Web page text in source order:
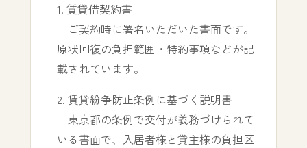
1. 賃貸借契約書
ご契約時に署名いただいた書面です。
原状回復の負担範囲・特約事項などが記
載されています。
2. 賃貸紛争防止条例に基づく説明書
東京都の条例で交付が義務づけられて
いる書面で、入居者様と貸主様の負担区